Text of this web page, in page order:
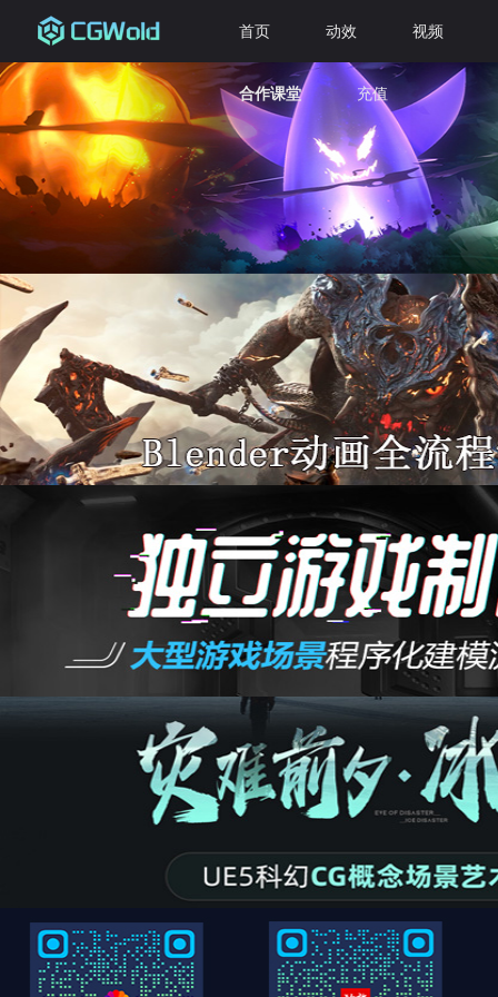
首页 动效 视频
合作课堂 充值